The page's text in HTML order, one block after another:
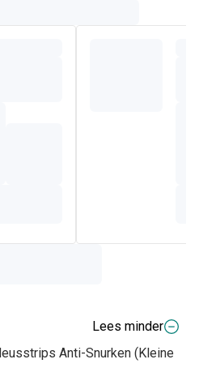
Lees minder
Anti-Snurken (Kleine